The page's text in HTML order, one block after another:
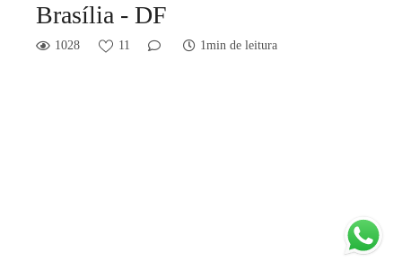
Brasília - DF
1028 11 1min de leitura